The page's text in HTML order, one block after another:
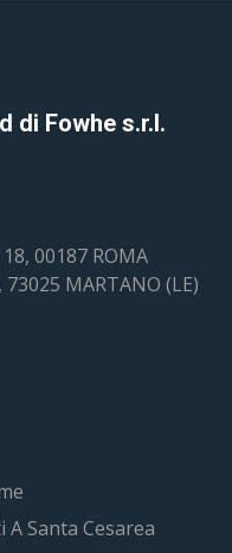
di Fowhe s.r.l.
00187 ROMA
MARTANO (LE)
Santa Cesarea